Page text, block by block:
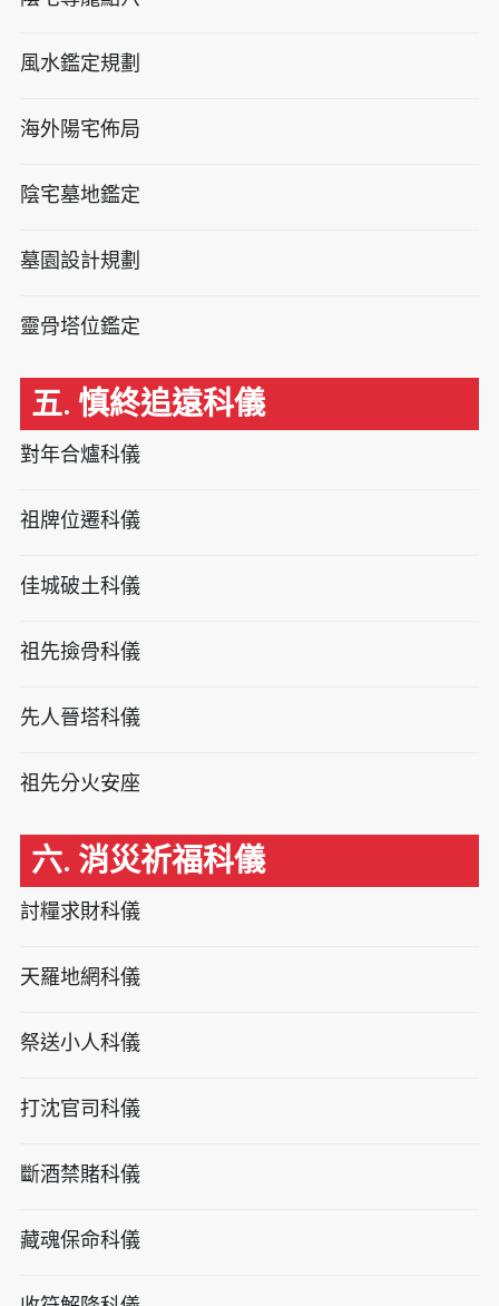
風水鑑定規劃
海外陽宅佈局
陰宅墓地鑑定
墓園設計規劃
靈骨塔位鑑定
五. 慎終追遠科儀
對年合爐科儀
祖牌位遷科儀
佳城破土科儀
祖先撿骨科儀
先人晉塔科儀
祖先分火安座
六. 消災祈福科儀
討糧求財科儀
天羅地網科儀
祭送小人科儀
打沈官司科儀
斷酒禁賭科儀
藏魂保命科儀